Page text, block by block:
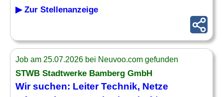
▶ Zur Stellenanzeige
Job am 25.07.2026 bei Neuvoo.com gefunden
STWB Stadtwerke Bamberg GmbH
Wir suchen: Leiter Technik, Netze